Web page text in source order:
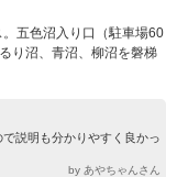
五色沼入り口（駐車場60
り沼、青沼、柳沼を磐梯
説明も分かりやすく良かっ
by あやちゃんさん